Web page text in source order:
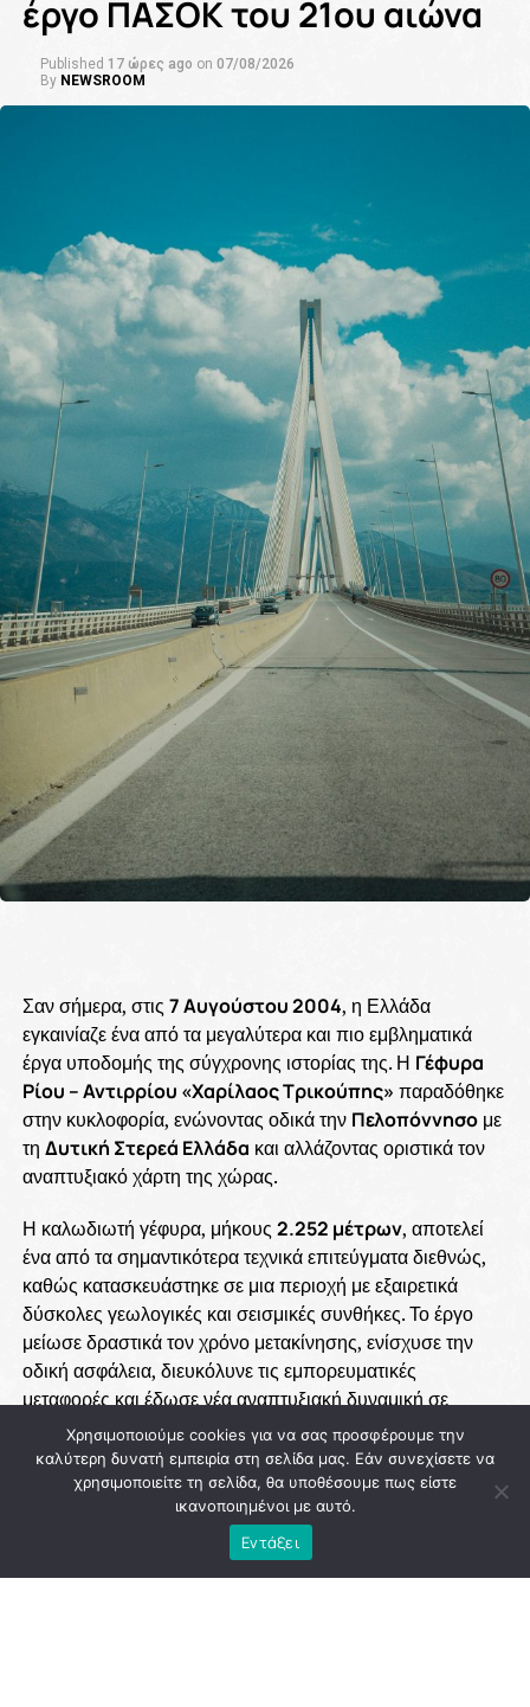
έργο ΠΑΣΟΚ του 21ου αιώνα
Published 17 ώρες ago on 07/08/2026
By NEWSROOM
Σαν σήμερα, στις 7 Αυγούστου 2004, η Ελλάδα
εγκαινίαζε ένα από τα μεγαλύτερα και πιο εμβληματικά
έργα υποδομής της σύγχρονης ιστορίας της. Η Γέφυρα
Ρίου – Αντιρρίου «Χαρίλαος Τρικούπης» παραδόθηκε
στην κυκλοφορία, ενώνοντας οδικά την Πελοπόννησομε
τη Δυτική Στερεά Ελλάδα και αλλάζοντας οριστικά τον
αναπτυξιακό χάρτη της χώρας.
Η καλωδιωτή γέφυρα, μήκους 2.252 μέτρων, αποτελεί
ένα από τα σημαντικότερα τεχνικά επιτεύγματα διεθνώς,
καθώς κατασκευάστηκε σε μια περιοχή με εξαιρετικά
δύσκολες γεωλογικές και σεισμικές συνθήκες. Το έργο
μείωσε δραστικά τον χρόνο μετακίνησης, ενίσχυσε την
οδική ασφάλεια, διευκόλυνε τις εμπορευματικές
μεταφορές και έδωσε νέα αναπτυξιακή δυναμική σε
ολόκληρη τη Δυτική Ελλάδα.
Η ολοκλήρωση της γέφυρας συνδέθηκε με τη στρατηγική
των κυβερνήσεων τουΠΑΣΟΚγια την υλοποίηση
μεγάλων δημόσιων έργων που αναβάθμισαν τις
υποδομές της χώρας και δημιούργησαν τις προϋποθέσεις
Χρησιμοποιούμε cookies για να σας προσφέρουμε την
καλύτερη δυνατή εμπειρία στη σελίδα μας. Εάν συνεχίσετε να
χρησιμοποιείτε τη σελίδα, θα υποθέσουμε πως είστε
ικανοποιημένοι με αυτό.
Εντάξει